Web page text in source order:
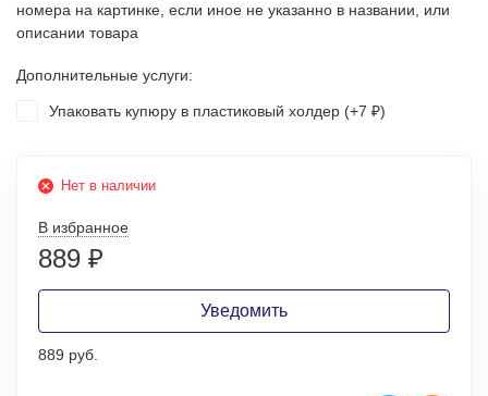
номера на картинке, если иное не указанно в названии, или
описании товара
Дополнительные услуги:
Упаковать купюру в пластиковый холдер (+7 ₽)
Нет в наличии
В избранное
889 ₽
Уведомить
889 руб.